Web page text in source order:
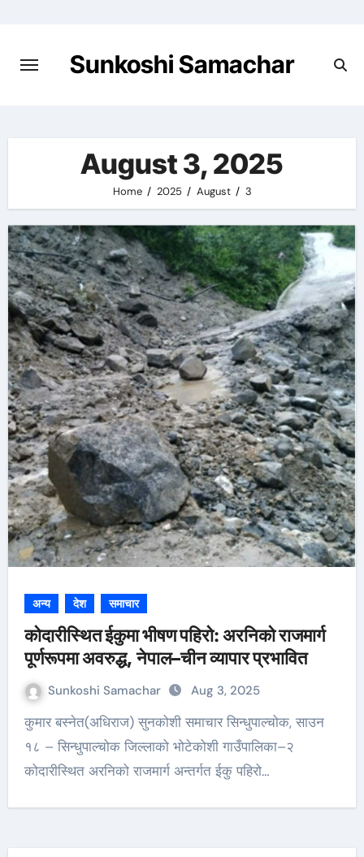
content
Sunkoshi Samachar
August 3, 2025
Home 2025 August 3
अन्य देश समाचार
कोदारीस्थित ईकुमा भीषण पहिरो: अरनिको राजमार्ग
पूर्णरूपमा अवरुद्ध, नेपाल–चीन व्यापार प्रभावित
Sunkoshi Samachar Aug 3, 2025
कुमार बस्नेत(अधिराज) सुनकोशी समाचार सिन्धुपाल्चोक, साउन
१८ – सिन्धुपाल्चोक जिल्लाको भोटेकोशी गाउँपालिका–२
कोदारीस्थित अरनिको राजमार्ग अन्तर्गत ईकु पहिरो…